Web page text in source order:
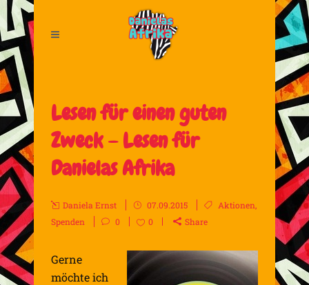
Lesen für einen guten
Zweck – Lesen für
Danielas Afrika
Daniela Ernst 07.09.2015 Aktionen,
Spenden
0 0 Share
Gerne
möchte ich